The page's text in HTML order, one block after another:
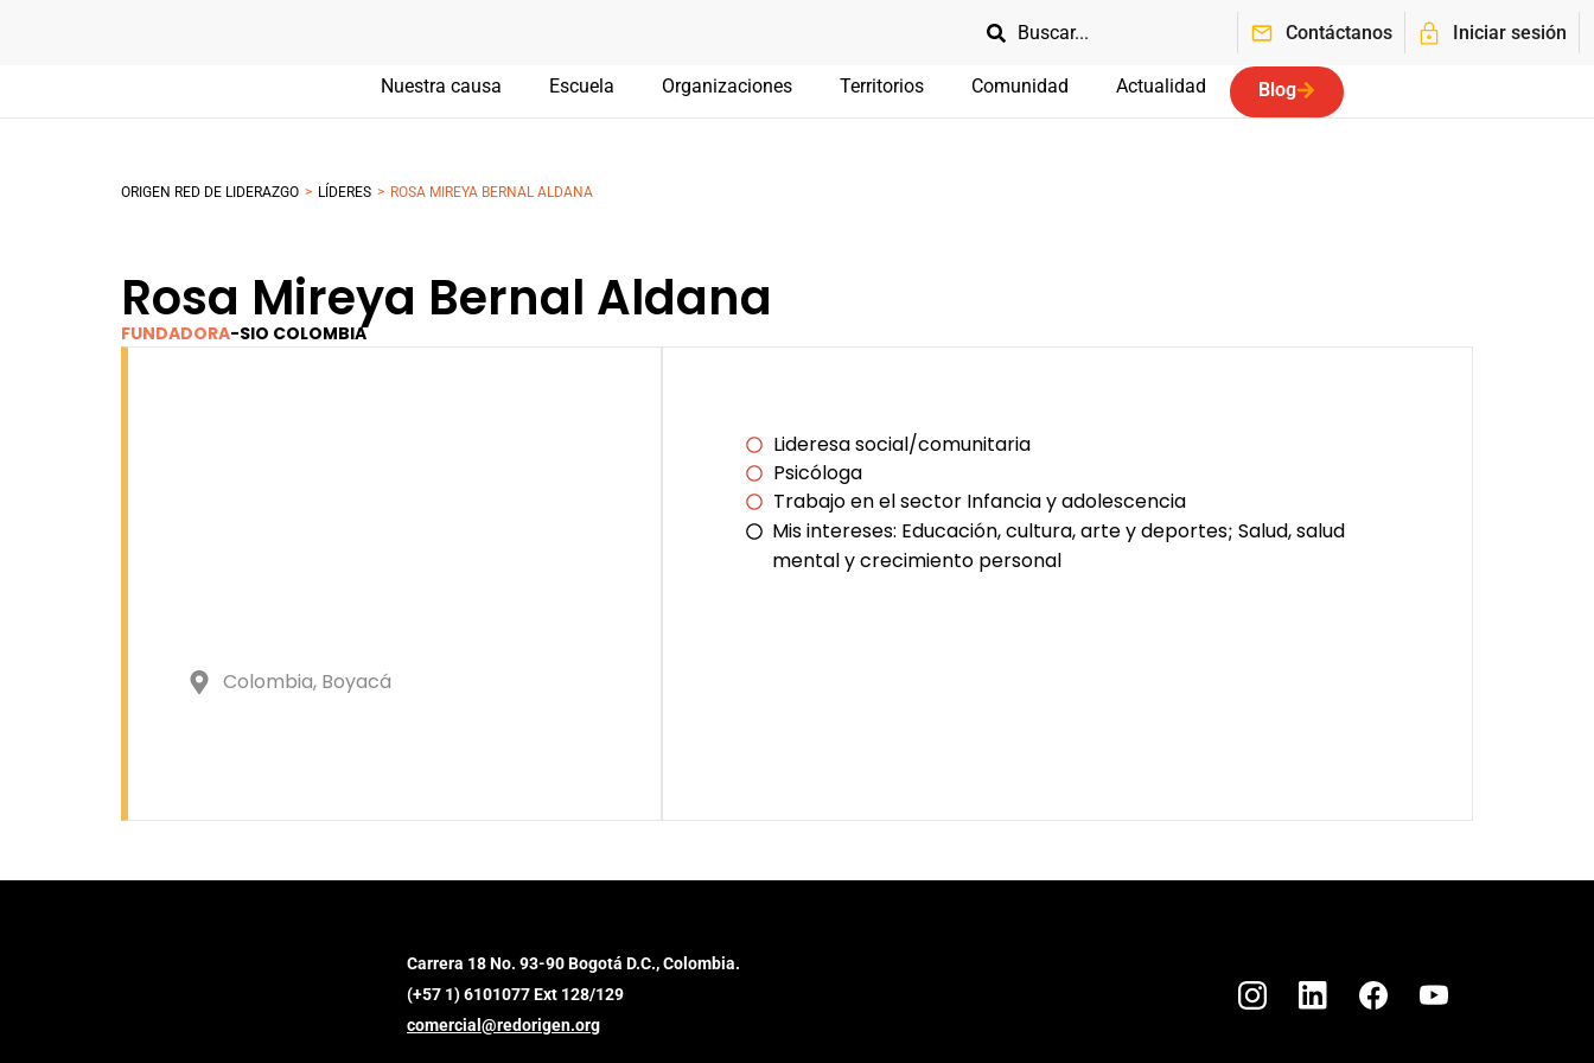
Contáctanos Iniciar sesión
Nuestra causa Escuela Organizaciones Territorios Comunidad Actualidad Blog
ORIGEN RED DE LIDERAZGO > LÍDERES > ROSA MIREYA BERNAL ALDANA
Rosa Mireya Bernal Aldana
FUNDADORA-SIO COLOMBIA
Colombia, Boyacá
Lideresa social/comunitaria
Psicóloga
Trabajo en el sector Infancia y adolescencia
Mis intereses: Educación, cultura, arte y deportes; Salud, salud
mental y crecimiento personal
Carrera 18 No. 93-90 Bogotá D.C., Colombia.
(+57 1) 6101077 Ext 128/129
comercial@redorigen.org